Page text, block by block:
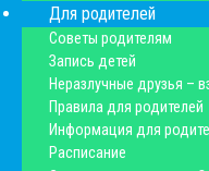
Для родителей
Советы родителям
Запись детей
Неразлучные друзья –
Правила для родителей
Информация для
Расписание